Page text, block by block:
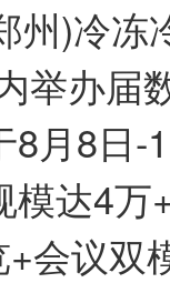
州)冷
举办届
8月8日-
达4
会议双